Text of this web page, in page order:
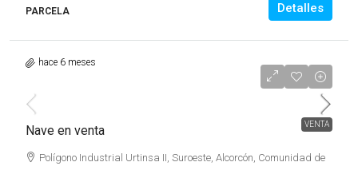
PARCELA Detalles
hace 6 meses
VENTA
Nave en venta
Polígono Industrial Urtinsa II, Suroeste, Alcorcón, Comunidad de